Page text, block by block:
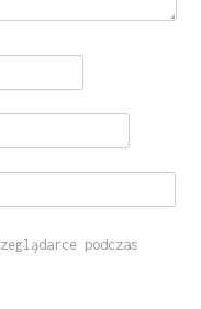
podczas